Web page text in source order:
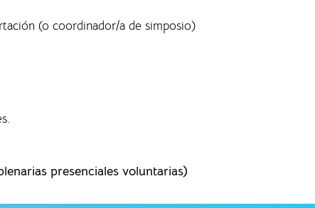
(o coordinador/a de simposio)
presenciales voluntarias)